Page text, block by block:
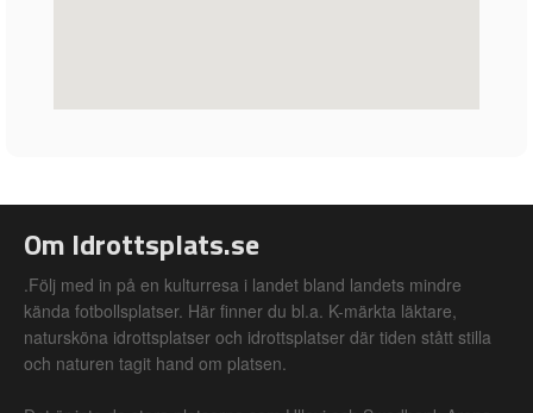
Om Idrottsplats.se
.Följ med in på en kulturresa i landet bland landets mindre
kända fotbollsplatser. Här finner du bl.a. K-märkta läktare,
natursköna idrottsplatser och idrottsplatser där tiden stått stilla
och naturen tagit hand om platsen.